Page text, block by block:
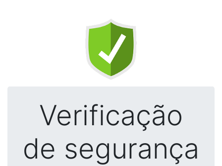
Verificação
de segurança